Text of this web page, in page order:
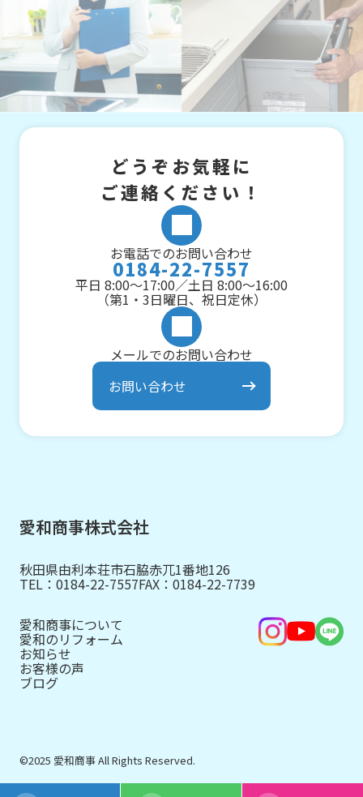
どうぞお気軽に
ご連絡ください！
お電話でのお問い合わせ
0184-22-7557
平日 8:00～17:00／土日 8:00～16:00
（第1・3日曜日、祝日定休）
メールでのお問い合わせ
お問い合わせ
愛和商事株式会社
秋田県由利本荘市石脇赤兀1番地126
TEL： 0184-22-7557FAX：0184-22-7739
愛和商事について
愛和のリフォーム
お知らせ
お客様の声
ブログ
©2025 愛和商事 All Rights Reserved.